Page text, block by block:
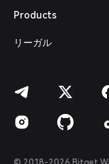
Español (Argentina)
Products
リーガル